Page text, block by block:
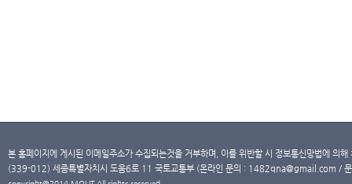
본 홈페이지에 게시된 이메일주소가 수집되는것을 거부하며, 이를 위반할 시 정보통신망법에 의
(339-012) 세종특별자치시 도움6로 11 국토교통부 (온라인 문의 : 1482qna@gmail.com /